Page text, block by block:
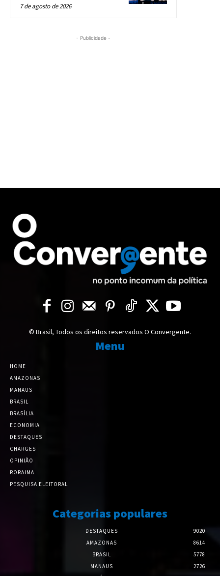
7 de agosto de 2026
- Publicidade -
© Brasil, Todos os direitos reservados O Convergente.
Menu
HOME
AMAZONAS
MANAUS
BRASIL
BRASÍLIA
ECONOMIA
DESTAQUES
CHARGES
OPINIÃO
RORAIMA
PESQUISA ELEITORAL
Categorias populares
DESTAQUES
9020
AMAZONAS
8614
BRASIL
5778
MANAUS
2726